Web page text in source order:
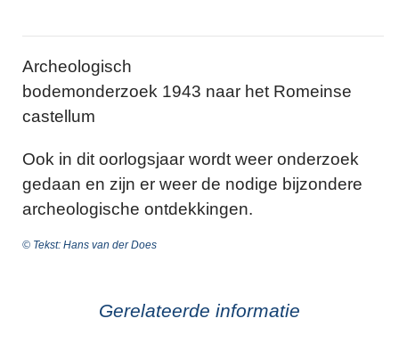
Archeologisch
bodemonderzoek 1943 naar het Romeinse
castellum
Ook in dit oorlogsjaar wordt weer onderzoek
gedaan en zijn er weer de nodige bijzondere
archeologische ontdekkingen.
© Tekst: Hans van der Does
Gerelateerde informatie